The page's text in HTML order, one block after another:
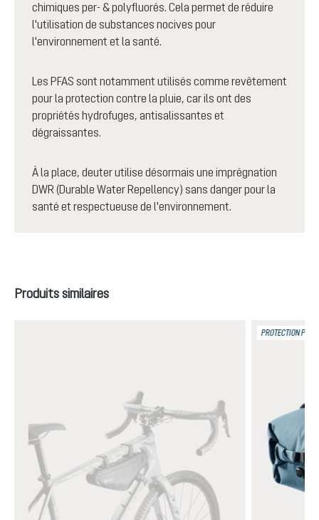
chimiques per- & polyfluorés. Cela permet de réduire
l'utilisation de substances nocives pour
l'environnement et la santé.
Les PFAS sont notamment utilisés comme revêtement
pour la protection contre la pluie, car ils ont des
propriétés hydrofuges, antisalissantes et
dégraissantes.
À la place, deuter utilise désormais une imprégnation
DWR (Durable Water Repellency) sans danger pour la
santé et respectueuse de l'environnement.
Ignorer la galerie de produits
Produits similaires
PROTECTION